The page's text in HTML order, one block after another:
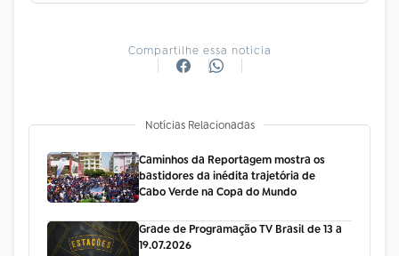
Compartilhe essa notícia
Notícias Relacionadas
Caminhos da Reportagem mostra os
bastidores da inédita trajetória de
Cabo Verde na Copa do Mundo
Grade de Programação TV Brasil de 13 a
19.07.2026